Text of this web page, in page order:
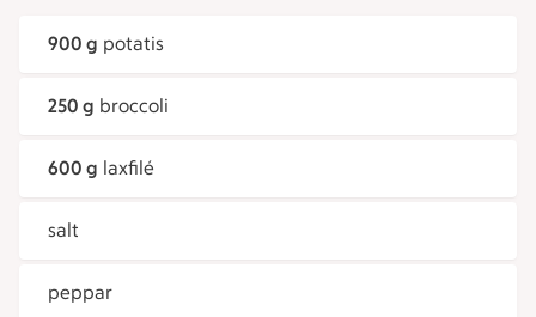
900 g potatis
250 g broccoli
600 g laxfilé
salt
peppar